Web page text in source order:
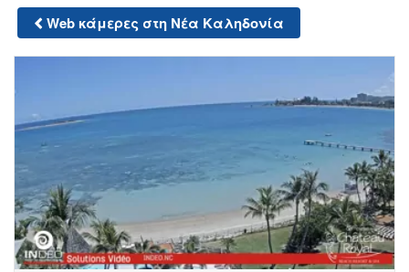
Web κάμερες στη Νέα Καληδονία